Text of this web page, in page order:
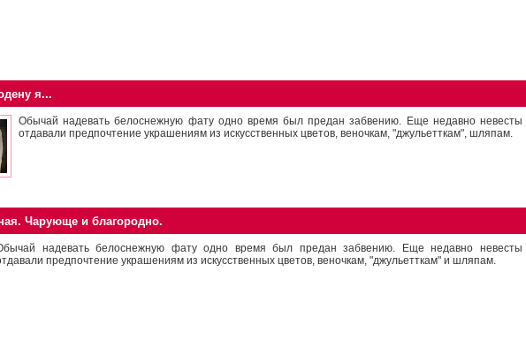
я...
Обычай надевать белоснежную фату одно время был предан забвению. Еще недавно невесты
отдавали предпочтение украшениям из искусственных цветов, веночкам, "джульетткам", шляпам.
Чарующе и благородно.
надевать белоснежную фату одно время был предан забвению. Еще недавно невесты
предпочтение украшениям из искусственных цветов, веночкам, "джульетткам" и шляпам.